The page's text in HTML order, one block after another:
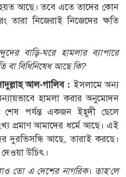
আছে। তবে এতে তাদের কোন
তারা নিজেরাই নিজেদের ক্ষতি
বাড়ি-ঘরে হামলার ব্যাপারে
বিধিনিষেধ আছে কি?
আল-গালিব : ইসলামে অন্য
হামলা করার অনুমোদন
শেষ পর্যন্ত একজন ইহূদী ছেলে
প্রমাণ আমাদের ধর্মে আছে। এই
দুরভিসন্ধি আছে, তারাই করছে।
দেওয়া উচিৎ।
তো এ দেশের নাগরিক। তাহ’লে